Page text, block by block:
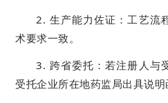
2. 生产能力佐证：工艺流
术要求一致。
3. 跨省委托：若注册人与
受托企业所在地药监局出具说明